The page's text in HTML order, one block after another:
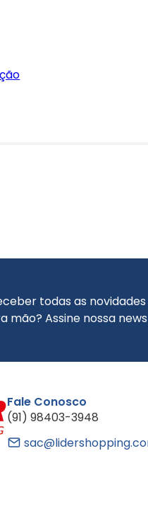
todas as
mão? Assine nossa
Fale Conosco
(91) 98403-3948